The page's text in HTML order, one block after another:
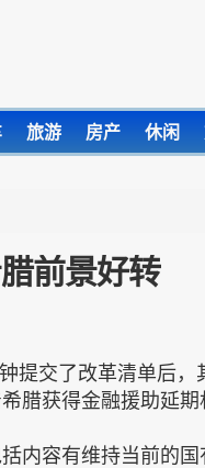
旅游 房产 休闲
前景好转
提交了改革清单后
腊获得金融援助延期
容有维持当前的国